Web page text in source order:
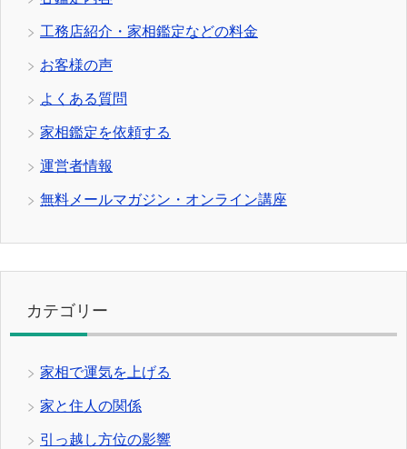
工務店紹介・家相鑑定などの料金
お客様の声
よくある質問
家相鑑定を依頼する
運営者情報
無料メールマガジン・オンライン講座
カテゴリー
家相で運気を上げる
家と住人の関係
引っ越し方位の影響